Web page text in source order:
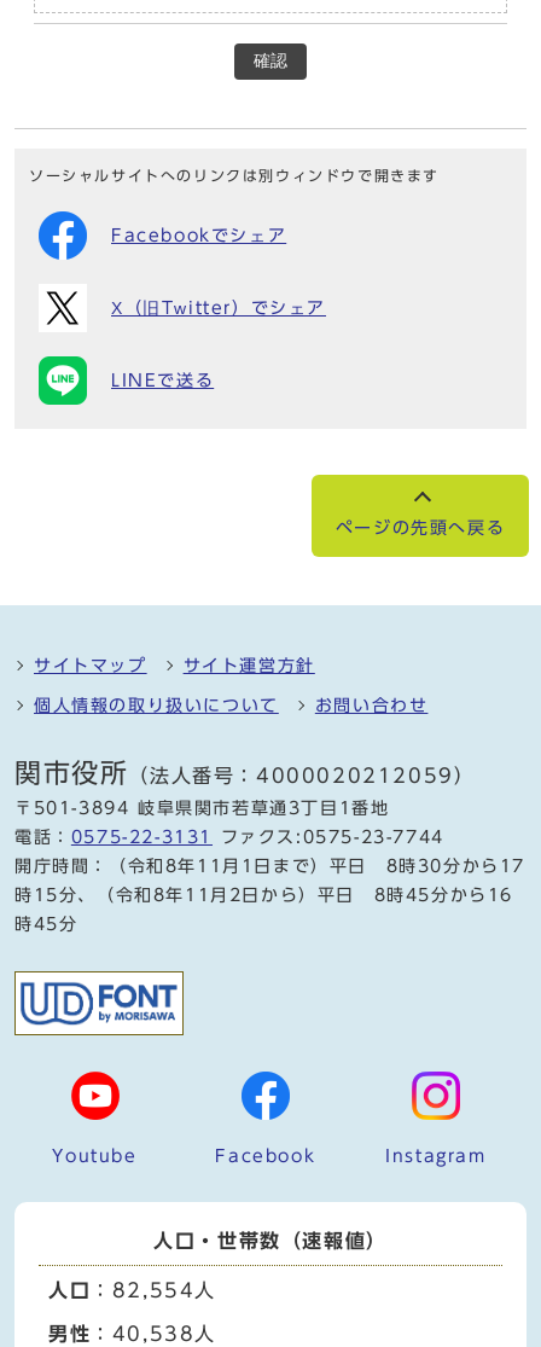
確認
ソーシャルサイトへのリンクは別ウィンドウで開きます
Facebookでシェア
X（旧Twitter）でシェア
LINEで送る
ページの先頭へ戻る
サイトマップ サイト運営方針
個人情報の取り扱いについて お問い合わせ
関市役所 （法人番号：4000020212059）
〒501-3894 岐阜県関市若草通3丁目1番地
電話： 0575-22-3131
ファクス:0575-23-7744
開庁時間：（令和8年11月1日まで）平日 8時30分から17
時15分、（令和8年11月2日から）平日 8時45分から16
時45分
Youtube Facebook Instagram
人口・世帯数（速報値）
人口 ：82,554人
男性 ：40,538人